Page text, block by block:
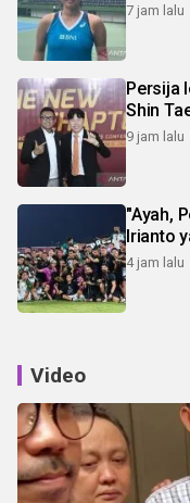
7 jam lalu
Persija
Shin
9 jam lalu
"Ayah,
Irianto
4 jam lalu
Video